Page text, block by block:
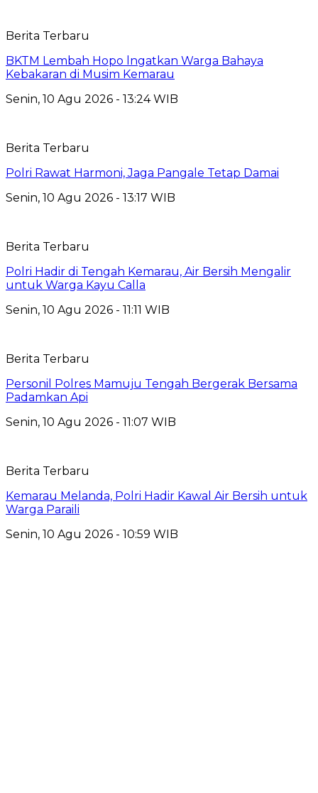
Berita Terbaru
BKTM Lembah Hopo lngatkan Warga Bahaya
Kebakaran di Musim Kemarau
Senin, 10 Agu 2026 - 13:24 WIB
Berita Terbaru
Polri Rawat Harmoni, Jaga Pangale Tetap Damai
Senin, 10 Agu 2026 - 13:17 WIB
Berita Terbaru
Polri Hadir di Tengah Kemarau, Air Bersih Mengalir
untuk Warga Kayu Calla
Senin, 10 Agu 2026 - 11:11 WIB
Berita Terbaru
Personil Polres Mamuju Tengah Bergerak Bersama
Padamkan Api
Senin, 10 Agu 2026 - 11:07 WIB
Berita Terbaru
Kemarau Melanda, Polri Hadir Kawal Air Bersih untuk
Warga Paraili
Senin, 10 Agu 2026 - 10:59 WIB